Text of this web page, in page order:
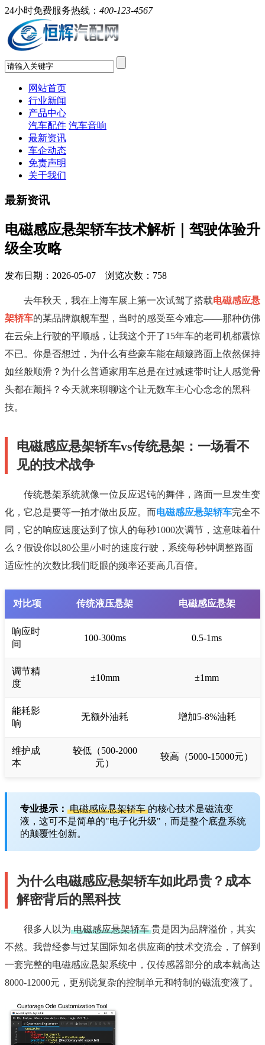
24小时免费服务热线： 400-123-4567
网站首页
行业新闻
产品中心
汽车配件 汽车音响
最新资讯
车企动态
免责声明
关于我们
最新资讯
电磁感应悬架轿车技术解析｜驾驶体验升
级全攻略
发布日期：2026-05-07 浏览次数： 758
去年秋天，我在上海车展上第一次试驾了搭载电磁感应悬
架轿车的某品牌旗舰车型，当时的感受至今难忘——那种仿佛
在云朵上行驶的平顺感，让我这个开了15年车的老司机都震惊
不已。你是否想过，为什么有些豪车能在颠簸路面上依然保持
如丝般顺滑？为什么普通家用车总是在过减速带时让人感觉骨
头都在颤抖？今天就来聊聊这个让无数车主心心念念的黑科
技。
电磁感应悬架轿车vs传统悬架：一场看不
见的技术战争
传统悬架系统就像一位反应迟钝的舞伴，路面一旦发生变
化，它总是要等一拍才做出反应。而电磁感应悬架轿车完全不
同，它的响应速度达到了惊人的每秒1000次调节，这意味着什
么？假设你以80公里/小时的速度行驶，系统每秒钟调整路面
适应性的次数比我们眨眼的频率还要高几百倍。
对比项 传统液压悬架 电磁感应悬架
响应时
间
100-300ms 0.5-1ms
调节精
度
±10mm ±1mm
能耗影
响
无额外油耗 增加5-8%油耗
维护成
本
较低（500-2000
元）
较高（5000-15000元）
专业提示： 电磁感应悬架轿车 的核心技术是磁流变
液，这可不是简单的"电子化升级"，而是整个底盘系统
的颠覆性创新。
为什么电磁感应悬架轿车如此昂贵？成本
解密背后的黑科技
很多人以为 电磁感应悬架轿车 贵是因为品牌溢价，其实
不然。我曾经参与过某国际知名供应商的技术交流会，了解到
一套完整的电磁感应悬架系统中，仅传感器部分的成本就高达
8000-12000元，更别说复杂的控制单元和特制的磁流变液了。